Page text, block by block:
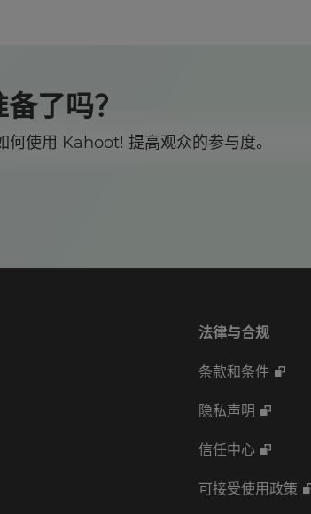
了吗？
使用 Kahoot! 提高观众的参与度。
法律与合规
条款和条件
隐私声明
信任中心
可接受使用政策